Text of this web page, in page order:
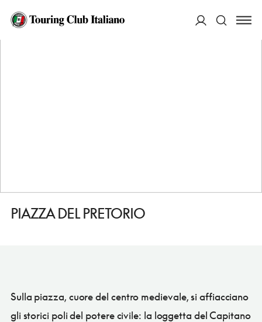
HOME
PIAZZA DEL PRETORIO
Sulla piazza, cuore del centro medievale, si affiacciano
gli storici poli del potere civile: la loggetta del Capitano